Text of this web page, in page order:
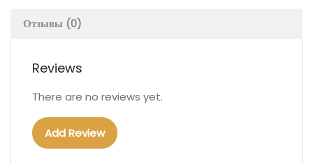
Отзывы (0)
Reviews
There are no reviews yet.
Add Review